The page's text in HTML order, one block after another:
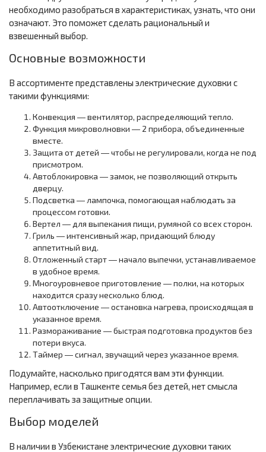
необходимо разобраться в характеристиках, узнать, что они
означают. Это поможет сделать рациональный и
взвешенный выбор.
Основные возможности
В ассортименте представлены электрические духовки с
такими функциями:
Конвекция ― вентилятор, распределяющий тепло.
Функция микроволновки ― 2 прибора, объединенные
вместе.
Защита от детей ― чтобы не регулировали, когда не под
присмотром.
Автоблокировка ― замок, не позволяющий открыть
дверцу.
Подсветка ― лампочка, помогающая наблюдать за
процессом готовки.
Вертел ― для выпекания пищи, румяной со всех сторон.
Гриль ― интенсивный жар, придающий блюду
аппетитный вид.
Отложенный старт ― начало выпечки, устанавливаемое
в удобное время.
Многоуровневое приготовление ― полки, на которых
находится сразу несколько блюд.
Автоотключение ― остановка нагрева, происходящая в
указанное время.
Размораживание ― быстрая подготовка продуктов без
потери вкуса.
Таймер ― сигнал, звучащий через указанное время.
Подумайте, насколько пригодятся вам эти функции.
Например, если в Ташкенте семья без детей, нет смысла
переплачивать за защитные опции.
Выбор моделей
В наличии в Узбекистане электрические духовки таких